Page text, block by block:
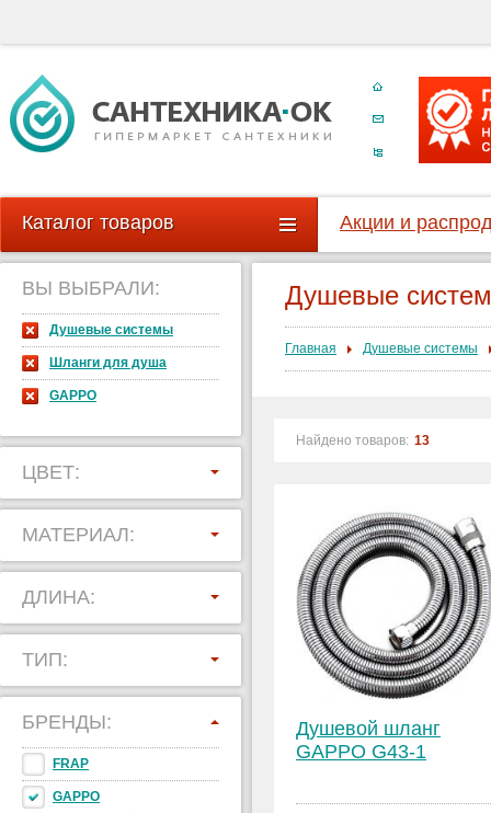
Каталог товаров Акции и
ВЫ ВЫБРАЛИ:
Душевые системы
Шланги для душа
GAPPO
ЦВЕТ:
МАТЕРИАЛ:
ДЛИНА:
ТИП:
БРЕНДЫ:
FRAP
GAPPO
Душевые
Главная Душевые системы
Найдено товаров: 13
Душевой шланг
GAPPO G43-1